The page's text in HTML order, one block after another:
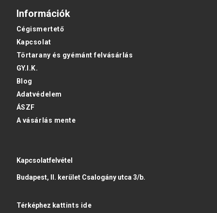
Információk
Cégismertető
Kapcsolat
Törtarany és gyémánt felvásárlás
GY.I.K.
Blog
Adatvédelem
ÁSZF
A vásárlás mente
Kapcsolatfelvétel
Budapest, II. kerület Csalogány utca 3/b.
Térképhez kattints ide